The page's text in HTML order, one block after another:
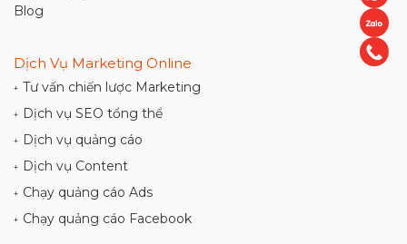
Blog
Dịch Vụ Marketing Online
+ Tư vấn chiến lược Marketing
+ Dịch vụ SEO tổng thể
+ Dịch vụ quảng cáo
+ Dịch vụ Content
+ Chạy quảng cáo Ads
+ Chạy quảng cáo Facebook